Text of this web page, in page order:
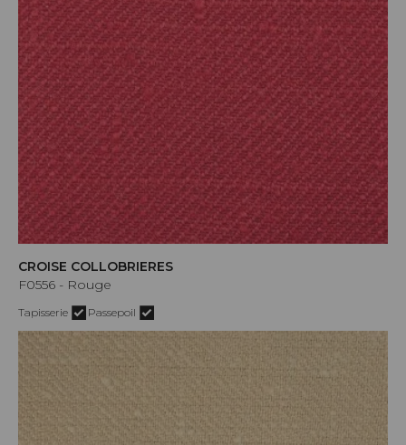
CROISE COLLOBRIERES
F0556 - Rouge
Tapisserie Passepoil